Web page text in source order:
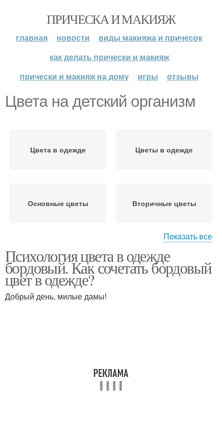
ПРИЧЕСКА И МАКИЯЖ
главная новости
виды макияжа и причесок
как делать прически и макияж
прически и макияж на дому
игры отзывы
Цвета на детский организм
Цвета в одежде Цветы в одежде
Основные цветы Вторичные цветы
Третичные цветы Цветы в психологии
Показать все
Психология цвета в одежде
бордовый. Как сочетать бордовый
цвет в одежде?
Добрый день, милые дамы!